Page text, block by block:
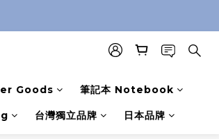
Goods 筆記本 Notebook
台灣獨立品牌 日本品牌